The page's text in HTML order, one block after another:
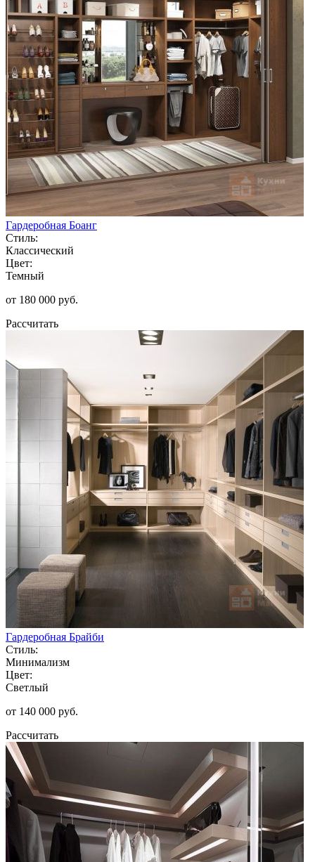
Гардеробная Боанг
Стиль:
Классический
Цвет:
Темный
от 180 000 руб.
Рассчитать
Гардеробная Брайби
Стиль:
Минимализм
Цвет:
Светлый
от 140 000 руб.
Рассчитать